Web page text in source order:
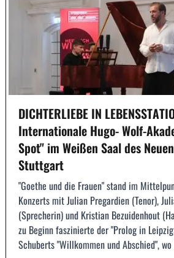
DICHTERLIEBE IN
Internationale Hugo- Wolf-
Spot" im Weißen Saal des
Stuttgart
"Goethe und die Frauen" stand im
Konzerts mit Julian Pregardien (Tenor),
(Sprecherin) und Kristian Bezuidenhout
zu Beginn faszinierte der "Prolog in
Schuberts "Willkommen und Abschied",